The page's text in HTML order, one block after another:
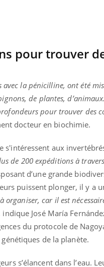
pour trouver
la pénicilline, ont été
de plantes,
pour trouver des
docteur en biochimie.
aux
de 200 expéditions à
d’une grande
puissent plonger, il y a
car il est
indique José María
du protocole de
de la planète.
s’élancent dans l’eau.
» pour
la médecine
à un groupe
matière de bilan de
« jumeau
...